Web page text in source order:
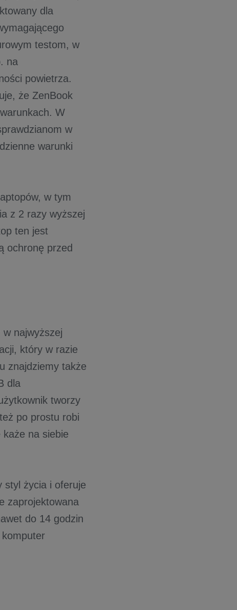
dla
testom, w
na
powietrza.
że ZenBook
W
w
warunki
w tym
z 2 razy wyższej
ten jest
ochronę przed
najwyższej
który w razie
znajdziemy także
dla
tworzy
po prostu robi
na siebie
styl życia i oferuje
zaprojektowana
do 14 godzin
komputer